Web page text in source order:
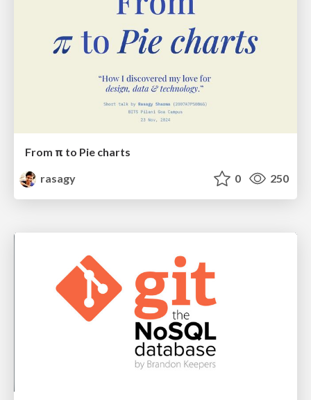
From π to Pie charts
rasagy
0 250